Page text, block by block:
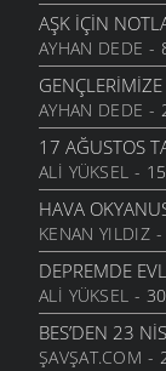
AŞK İÇIN
AYHAN DEDE -
AYHAN DEDE -
17 AĞUSTOS
ALI YÜKSEL -
HAVA
KENAN YILDIZ-
DEPREMDE
ALI YÜKSEL -
BES’DEN 23
ŞAVŞAT.COM -